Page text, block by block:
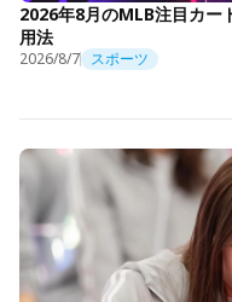
2026年8月のMLB注目カ
用法
2026/8/7 スポーツ